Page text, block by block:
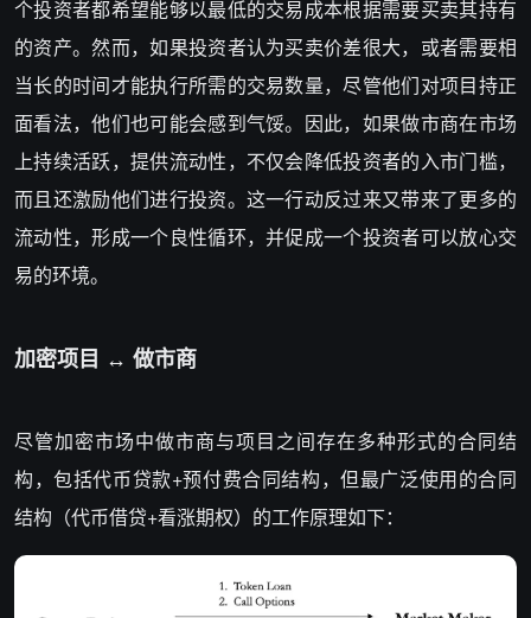
个投资者都希望能够以最低的交易成本根据需要买卖其持有
的资产。然而，如果投资者认为买卖价差很大，或者需要相
当长的时间才能执行所需的交易数量，尽管他们对项目持正
面看法，他们也可能会感到气馁。因此，如果做市商在市场
上持续活跃，提供流动性，不仅会降低投资者的入市门槛，
而且还激励他们进行投资。这一行动反过来又带来了更多的
流动性，形成一个良性循环，并促成一个投资者可以放心交
易的环境。
加密项目 ↔ 做市商
尽管加密市场中做市商与项目之间存在多种形式的合同结
构，包括代币贷款+预付费合同结构，但最广泛使用的合同
结构（代币借贷+看涨期权）的工作原理如下：